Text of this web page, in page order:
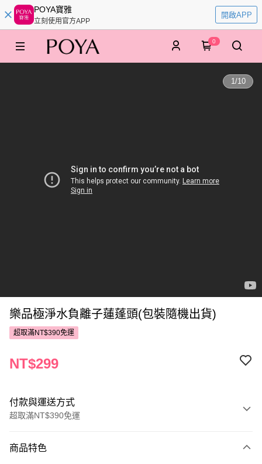
POYA寶雅
立刻使用官方APP
開啟APP
0
1/10
樂品極淨水負離子蓮蓬頭(包裝隨機出貨)
超取滿NT$390免運
NT$299
付款與運送方式
超取滿NT$390免運
POYA支付
商品特色